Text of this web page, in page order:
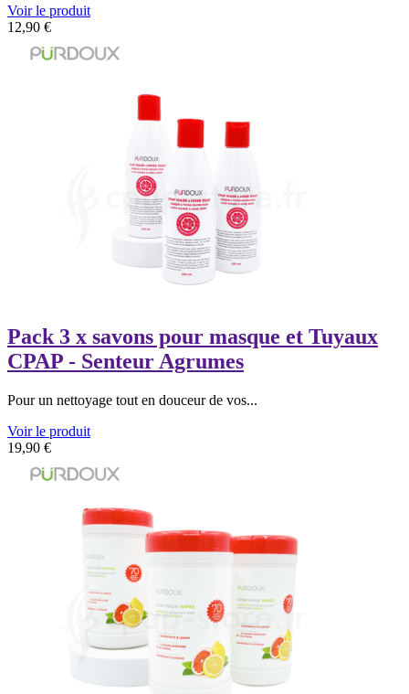
Voir le produit
12,90 €
Pack 3 x savons pour masque et Tuyaux
CPAP - Senteur Agrumes
Pour un nettoyage tout en douceur de vos...
Voir le produit
19,90 €